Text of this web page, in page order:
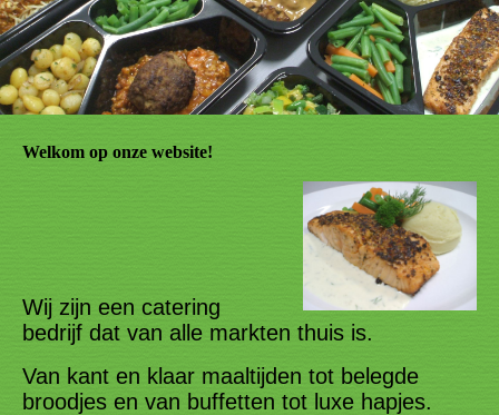
Welkom op onze website!
Wij zijn een catering
bedrijf dat van alle markten thuis is.
Van kant en klaar maaltijden tot belegde
broodjes en van buffetten tot luxe hapjes.